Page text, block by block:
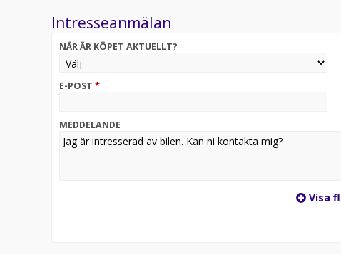
Automatisk Växellåda
Svensksåld SUV med Dragkrok och Fyrhjulsdrift
4WD / AWD / 4X4 Backkamera
Samma ägare sedan 2015
Servicebok
Bilen går bra i motor och växellåda
Tidigare ägare har haft hund i bil
Intresseanmälan
NÄR ÄR KÖPET AKTUELLT?
E-POST *
MEDDELANDE
Visa